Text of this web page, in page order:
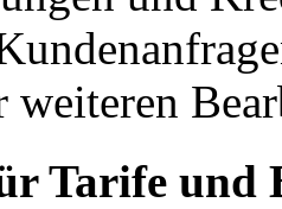
weiteren
Tarife